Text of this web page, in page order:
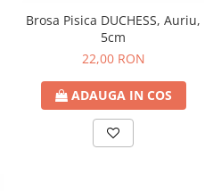
Brosa Pisica DUCHESS, Auriu,
5cm
22,00 RON
ADAUGA IN COS